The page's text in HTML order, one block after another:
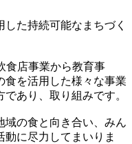
た持続可能なまちづく
食店事業から教育事
食を活用した様々な事業
あり、取り組みです。
域の食と向き合い、みん
に尽力してまいりま